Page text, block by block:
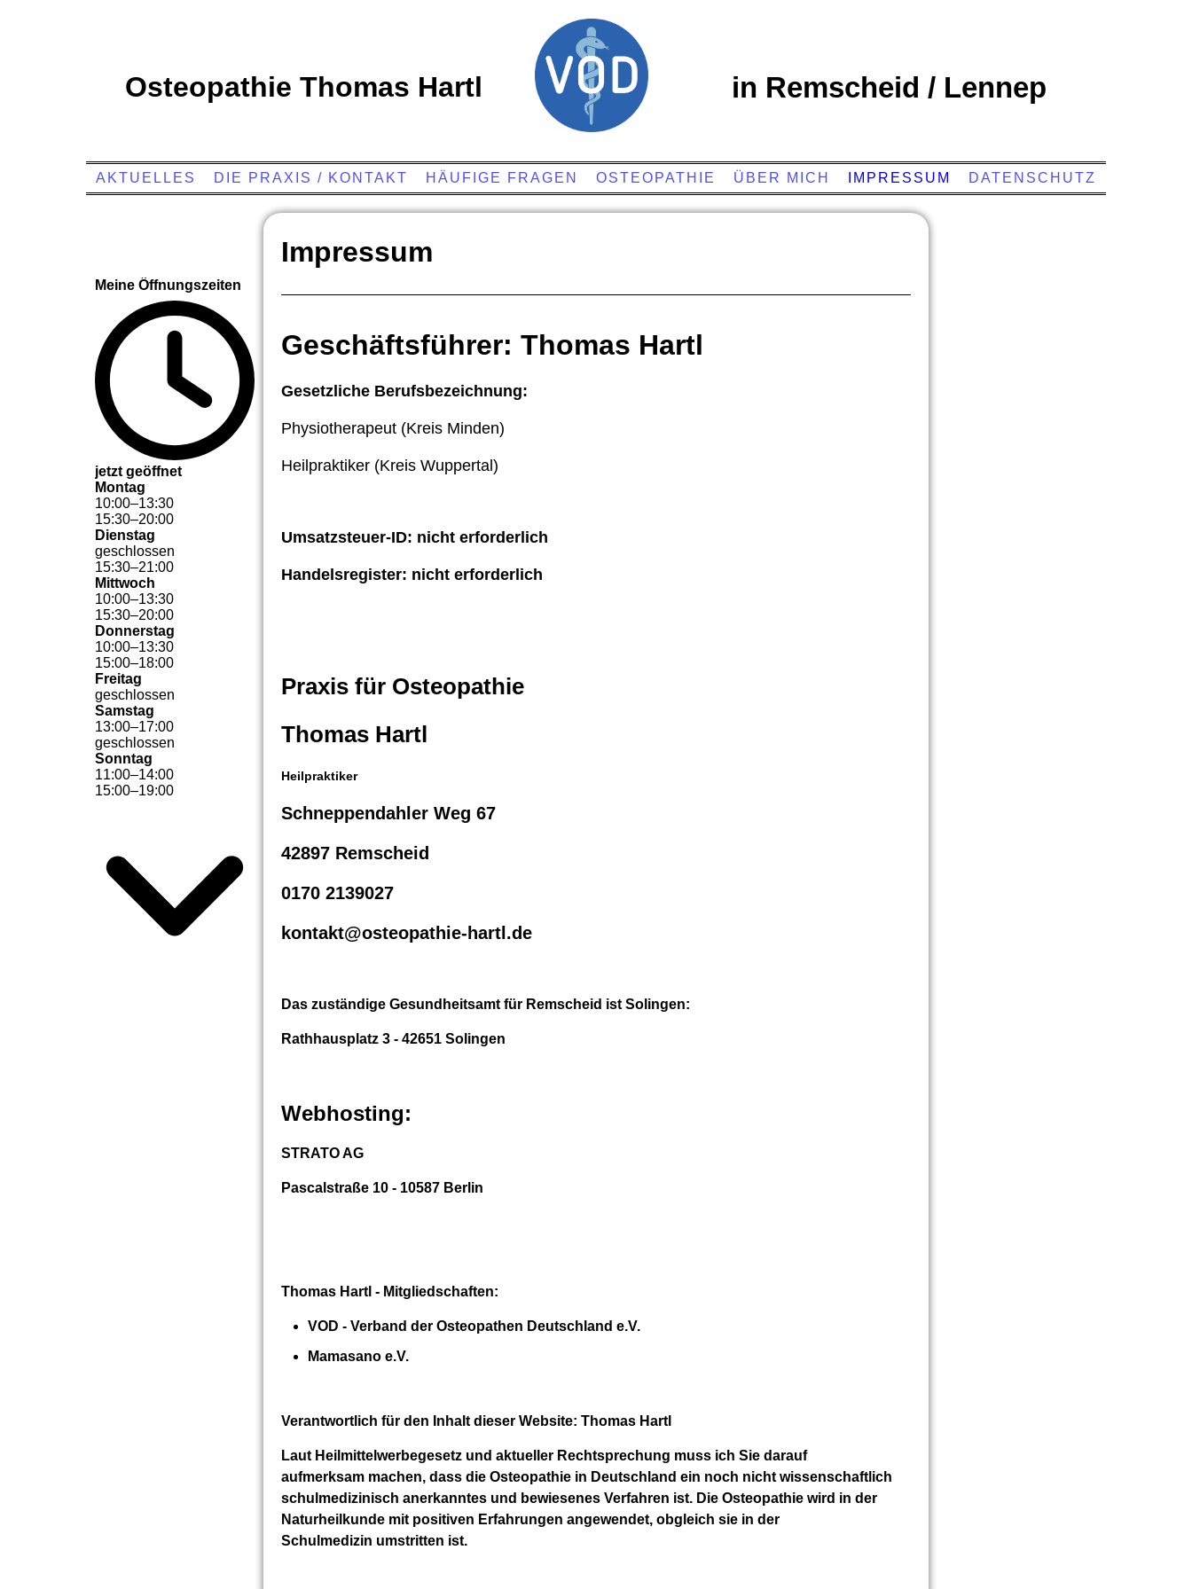
Osteopathie Thomas Hartl in Remscheid / Lennep
AKTUELLES DIE PRAXIS / KONTAKT HÄUFIGE FRAGEN OSTEOPATHIE ÜBER MICH IMPRESSUM DATENSCHUTZ
Impressum
Geschäftsführer: Thomas Hartl
Gesetzliche Berufsbezeichnung:
Physiotherapeut (Kreis Minden)
Heilpraktiker (Kreis Wuppertal)
Umsatzsteuer-ID: nicht erforderlich
Handelsregister: nicht erforderlich
Praxis für Osteopathie
Thomas Hartl
Heilpraktiker
Schneppendahler Weg 67
42897 Remscheid
0170 2139027
kontakt@osteopathie-hartl.de
Das zuständige Gesundheitsamt für Remscheid ist Solingen:
Rathhausplatz 3 - 42651 Solingen
Webhosting:
STRATO AG
Pascalstraße 10 - 10587 Berlin
Thomas Hartl - Mitgliedschaften:
VOD - Verband der Osteopathen Deutschland e.V.
Mamasano e.V.
Verantwortlich für den Inhalt dieser Website: Thomas Hartl
Laut Heilmittelwerbegesetz und aktueller Rechtsprechung muss ich Sie darauf
aufmerksam machen, dass die Osteopathie in Deutschland ein noch nicht wissenschaftlich
schulmedizinisch anerkanntes und bewiesenes Verfahren ist. Die Osteopathie wird in der
Naturheilkunde mit positiven Erfahrungen angewendet, obgleich sie in der
Schulmedizin umstritten ist.
Meine Öffnungszeiten
jetzt geöffnet
Montag
10:00–13:30
15:30–20:00
Dienstag
geschlossen
15:30–21:00
Mittwoch
10:00–13:30
15:30–20:00
Donnerstag
10:00–13:30
15:00–18:00
Freitag
geschlossen
Samstag
13:00–17:00
geschlossen
Sonntag
11:00–14:00
15:00–19:00